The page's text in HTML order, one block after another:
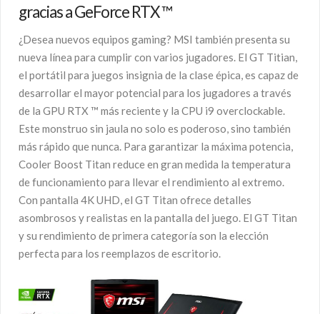
gracias a GeForce RTX ™
¿Desea nuevos equipos gaming? MSI también presenta su
nueva línea para cumplir con varios jugadores. El GT Titian,
el portátil para juegos insignia de la clase épica, es capaz de
desarrollar el mayor potencial para los jugadores a través
de la GPU RTX ™ más reciente y la CPU i9 overclockable.
Este monstruo sin jaula no solo es poderoso, sino también
más rápido que nunca. Para garantizar la máxima potencia,
Cooler Boost Titan reduce en gran medida la temperatura
de funcionamiento para llevar el rendimiento al extremo.
Con pantalla 4K UHD, el GT Titan ofrece detalles
asombrosos y realistas en la pantalla del juego. El GT Titan
y su rendimiento de primera categoría son la elección
perfecta para los reemplazos de escritorio.